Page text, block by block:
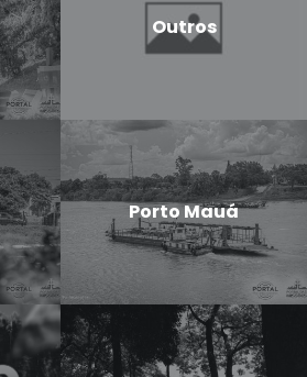
Outros
Porto Mauá